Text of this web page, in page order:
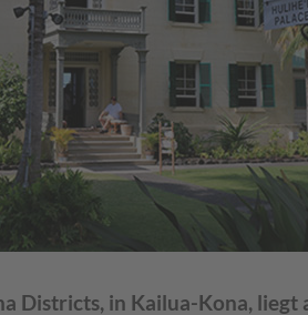
Districts, in Kailua-Kona,